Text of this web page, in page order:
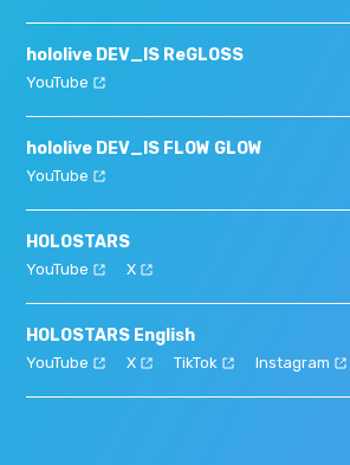
hololive DEV_IS ReGLOSS
YouTube
hololive DEV_IS FLOW GLOW
YouTube
HOLOSTARS
YouTube X
HOLOSTARS English
YouTube X TikTok Instagram